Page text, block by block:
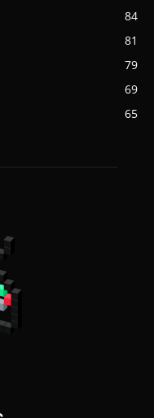
84
81
79
69
65